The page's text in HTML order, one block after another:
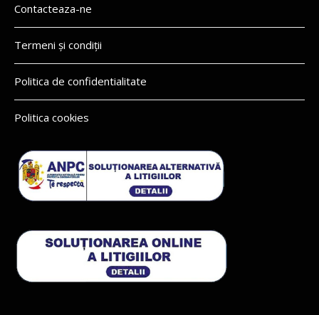
Contacteaza-ne
Termeni și condiții
Politica de confidentialitate
Politica cookies